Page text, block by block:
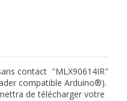
contact "MLX90614IR"
compatible Arduino®).
de télécharger votre